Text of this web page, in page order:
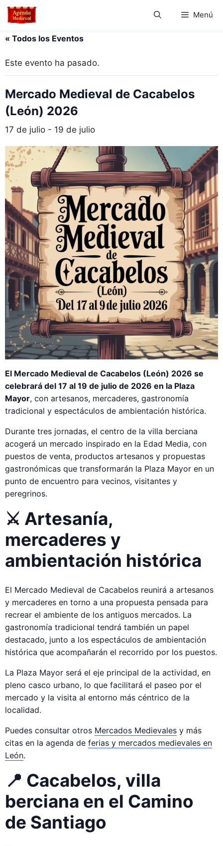
Saltar
Menú
« Todos los Eventos
Este evento ha pasado.
Mercado Medieval de Cacabelos
(León) 2026
17 de julio - 19 de julio
El Mercado Medieval de Cacabelos (León) 2026 se
celebrará del 17 al 19 de julio de 2026 en la Plaza
Mayor, con artesanos, mercaderes, gastronomía
tradicional y espectáculos de ambientación histórica.
Durante tres jornadas, el centro de la villa berciana
acogerá un mercado inspirado en la Edad Media, con
puestos de venta, productos artesanos y propuestas
gastronómicas que transformarán la Plaza Mayor en un
punto de encuentro para vecinos, visitantes y
peregrinos.
⚔️ Artesanía,
mercaderes y
ambientación histórica
El Mercado Medieval de Cacabelos reunirá a artesanos
y mercaderes en torno a una propuesta pensada para
recrear el ambiente de los antiguos mercados. La
gastronomía tradicional tendrá también un papel
destacado, junto a los espectáculos de ambientación
histórica que acompañarán el recorrido por los puestos.
La Plaza Mayor será el eje principal de la actividad, en
pleno casco urbano, lo que facilitará el paseo por el
mercado y la visita al entorno más céntrico de la
localidad.
Puedes consultar otros Mercados Medievales y más
citas en la agenda de ferias y mercados medievales en
León.
📍 Cacabelos, villa
berciana en el Camino
de Santiago